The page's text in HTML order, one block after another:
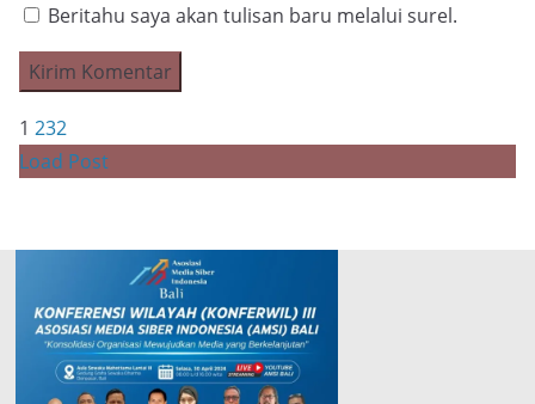
Beritahu saya akan tulisan baru melalui surel.
1 232
Load Post